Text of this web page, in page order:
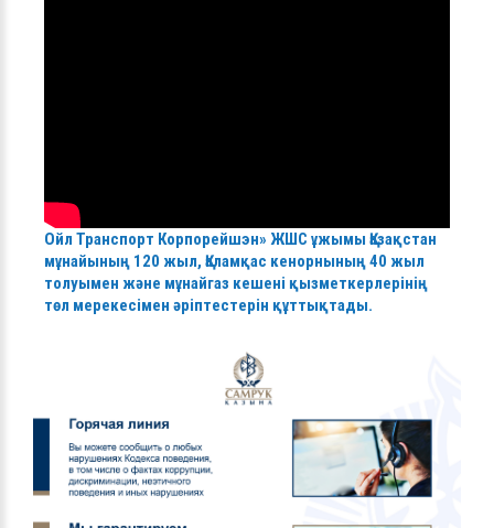
Ойл Транспорт Корпорейшэн» ЖШС ұжымы Қазақстан
мұнайының 120 жыл, Қаламқас кенорнының 40 жыл
толуымен және мұнайгаз кешені қызметкерлерінің
төл мерекесімен әріптестерін құттықтады.